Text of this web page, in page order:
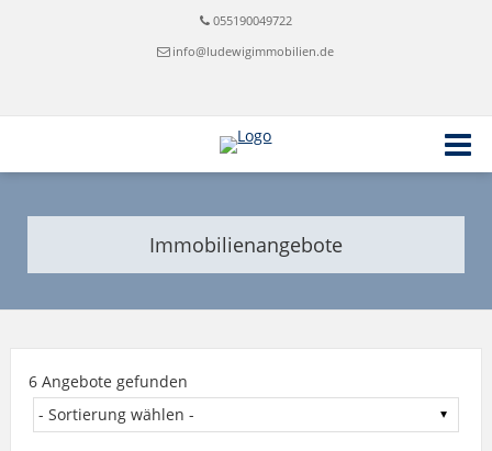
055190049722
info@ludewigimmobilien.de
Immobilienangebote
6 Angebote gefunden